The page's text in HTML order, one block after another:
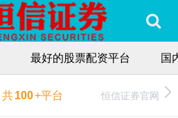
最好的股票配资平台 国
共100+平台 恒信证券官网